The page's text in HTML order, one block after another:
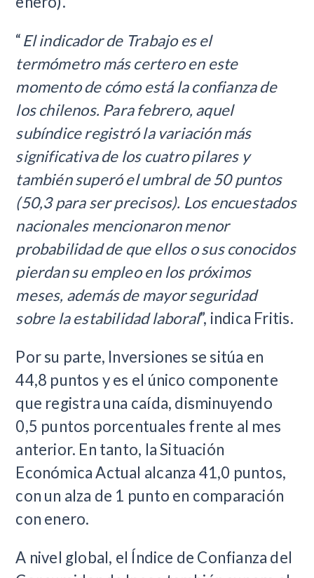
“El indicador de Trabajo es el
termómetro más certero en este
momento de cómo está la confianza de
los chilenos. Para febrero, aquel
subíndice registró la variación más
significativa de los cuatro pilares y
también superó el umbral de 50 puntos
(50,3 para ser precisos). Los encuestados
nacionales mencionaron menor
probabilidad de que ellos o sus conocidos
pierdan su empleo en los próximos
meses, además de mayor seguridad
sobre la estabilidad laboral”, indica Fritis.
Por su parte, Inversiones se sitúa en
44,8 puntos y es el único componente
que registra una caída, disminuyendo
0,5 puntos porcentuales frente al mes
anterior. En tanto, la Situación
Económica Actual alcanza 41,0 puntos,
con un alza de 1 punto en comparación
con enero.
A nivel global, el Índice de Confianza del